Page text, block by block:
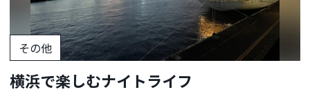
その他
横浜で楽しむナイトライフ